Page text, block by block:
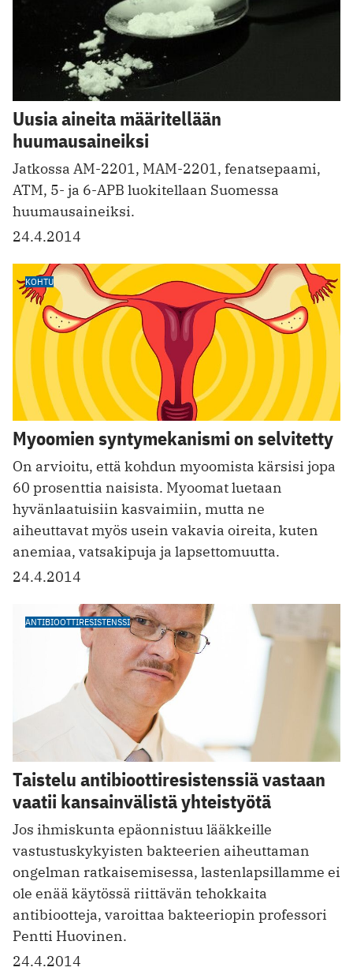
Uusia aineita määritellään
huumausaineiksi
Jatkossa AM-2201, MAM-2201, fenatsepaami,
ATM, 5- ja 6-APB luokitellaan Suomessa
huumausaineiksi.
24.4.2014
KOHTU
Myoomien syntymekanismi on selvitetty
On arvioitu, että kohdun myoomista kärsisi jopa
60 prosenttia naisista. Myoomat luetaan
hyvänlaatuisiin kasvaimiin, mutta ne
aiheuttavat myös usein vakavia oireita, kuten
anemiaa, vatsakipuja ja lapsettomuutta.
24.4.2014
ANTIBIOOTTIRESISTENSSI
Taistelu antibioottiresistenssiä vastaan
vaatii kansainvälistä yhteistyötä
Jos ihmiskunta epäonnistuu lääkkeille
vastustuskykyisten bakteerien aiheuttaman
ongelman ratkaisemisessa, lastenlapsillamme ei
ole enää käytössä riittävän tehokkaita
antibiootteja, varoittaa bakteeriopin professori
Pentti Huovinen.
24.4.2014